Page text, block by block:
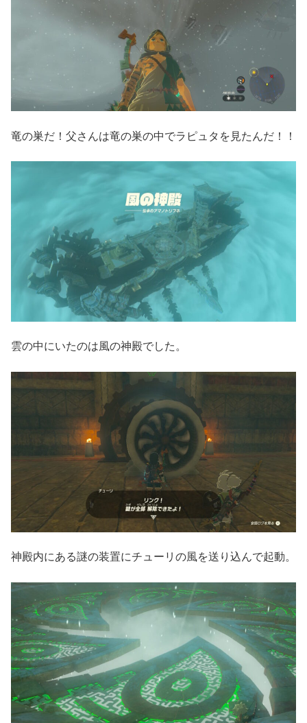
竜の巣だ！父さんは竜の巣の中でラピュタを見たんだ！！
雲の中にいたのは風の神殿でした。
神殿内にある謎の装置にチューリの風を送り込んで起動。